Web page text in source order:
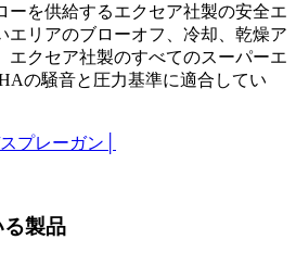
ーを供給するエクセア社製の安全エ
エリアのブローオフ、冷却、乾燥ア
エクセア社製のすべてのスーパーエ
の騒音と圧力基準に適合してい
プレーガン
製品